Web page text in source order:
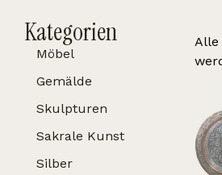
Kategorien
Möbel
Gemälde
Skulpturen
Sakrale Kunst
Silber
Alle